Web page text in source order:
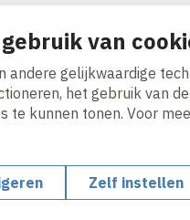
van
andere gelijkwaardige
het gebruik van
te kunnen tonen. Voor
Zelf instellen
beleidPrivacy policy